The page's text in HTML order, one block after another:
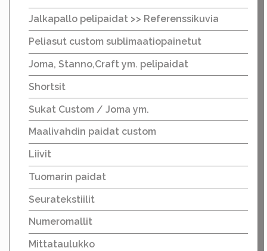
Jalkapallo pelipaidat >> Referenssikuvia
Peliasut custom sublimaatiopainetut
Joma, Stanno,Craft ym. pelipaidat
Shortsit
Sukat Custom / Joma ym.
Maalivahdin paidat custom
Liivit
Tuomarin paidat
Seuratekstiilit
Numeromallit
Mittataulukko